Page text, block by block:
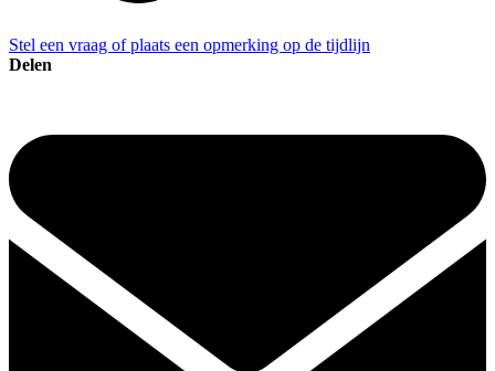
Stel een vraag of plaats een opmerking op de tijdlijn
Delen